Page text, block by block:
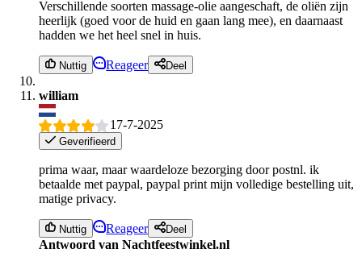
Verschillende soorten massage-olie aangeschaft, de oliën zijn
heerlijk (goed voor de huid en gaan lang mee), en daarnaast
hadden we het heel snel in huis.
Nuttig Reageer Deel
william
17-7-2025
Geverifieerd
prima waar, maar waardeloze bezorging door postnl. ik
betaalde met paypal, paypal print mijn volledige bestelling uit,
matige privacy.
Nuttig Reageer Deel
Antwoord van Nachtfeestwinkel.nl